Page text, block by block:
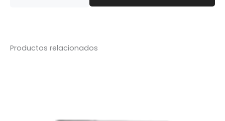
Productos relacionados